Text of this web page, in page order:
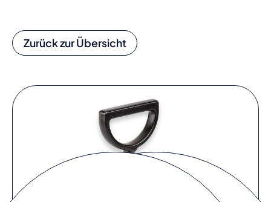
Zurück zur Übersicht